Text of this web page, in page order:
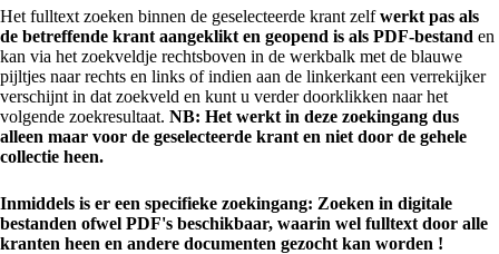
Het fulltext zoeken binnen de geselecteerde krant zelfwerkt pas als
de betreffende krant aangeklikt en geopend is als PDF-bestand en
kan via het zoekveldje rechtsboven in de werkbalk met de blauwe
pijltjes naar rechts en links of indien aan de linkerkant een verrekijker
verschijnt in dat zoekveld en kunt u verder doorklikken naar het
volgende zoekresultaat. NB: Het werkt in deze zoekingang dus
alleen maar voor de geselecteerde krant en niet door de gehele
collectie heen.
Inmiddels is er een specifieke zoekingang: Zoeken in digitale
bestanden ofwel PDF's beschikbaar, waarin wel fulltext door alle
kranten heen en andere documenten gezocht kan worden !